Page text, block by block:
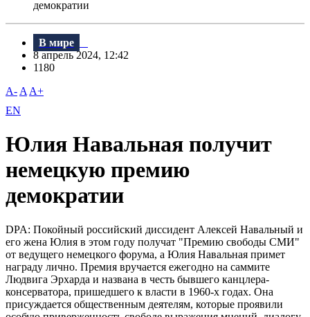
демократии
В мире
8 апрель 2024, 12:42
1180
A- A A+
EN
Юлия Навальная получит
немецкую премию
демократии
DPA: Покойный российский диссидент Алексей Навальный и
его жена Юлия в этом году получат "Премию свободы СМИ"
от ведущего немецкого форума, а Юлия Навальная примет
награду лично. Премия вручается ежегодно на саммите
Людвига Эрхарда и названа в честь бывшего канцлера-
консерватора, пришедшего к власти в 1960-х годах. Она
присуждается общественным деятелям, которые проявили